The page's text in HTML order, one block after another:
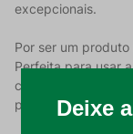
excepcionais.
Por ser um
Perfeita para usar
casa, a canga
para qualquer